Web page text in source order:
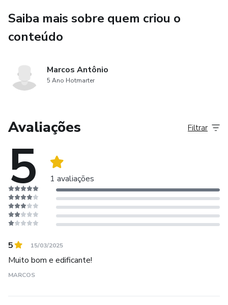
Saiba mais sobre quem criou o
conteúdo
Marcos Antônio
5 Ano Hotmarter
Avaliações
5 1 avaliações
Filtrar
5 15/03/2025
Muito bom e edificante!
MARCOS